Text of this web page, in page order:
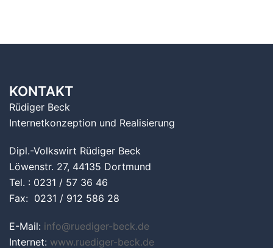
KONTAKT
Rüdiger Beck
Internetkonzeption und Realisierung
Dipl.-Volkswirt Rüdiger Beck
Löwenstr. 27, 44135 Dortmund
Tel. : 0231 / 57 36 46
Fax: 0231 / 912 586 28
E-Mail: info@ruediger-beck.de
Internet: www.ruediger-beck.de